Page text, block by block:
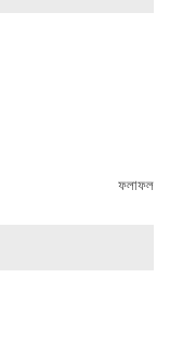
ফলাফল